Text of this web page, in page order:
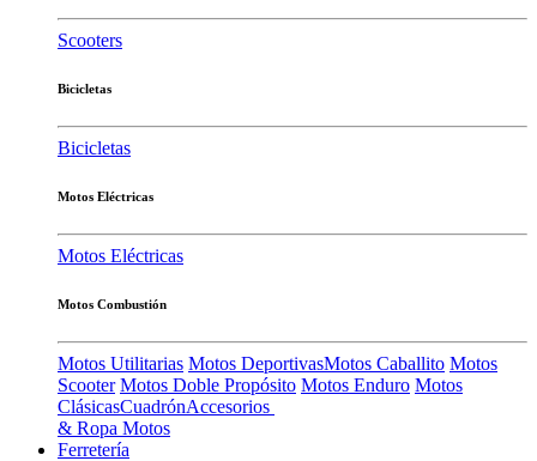
Scooters
Bicicletas
Bicicletas
Motos Eléctricas
Motos Eléctricas
Motos Combustión
Motos Utilitarias Motos DeportivasMotos Caballito Motos
Scooter Motos Doble Propósito Motos Enduro Motos
ClásicasCuadrónAccesorios
& Ropa Motos
Ferretería